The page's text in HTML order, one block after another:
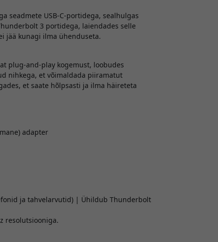
seadmete USB-C-portidega, sealhulgas
3 portidega, laiendades selle
jää kunagi ilma ühenduseta.
plug-and-play kogemust, loobudes
nihkega, et võimaldada piiramatut
et saate hõlpsasti ja ilma häireteta
adapter
ja tahvelarvutid) | Ühildub Thunderbolt
resolutsiooniga.